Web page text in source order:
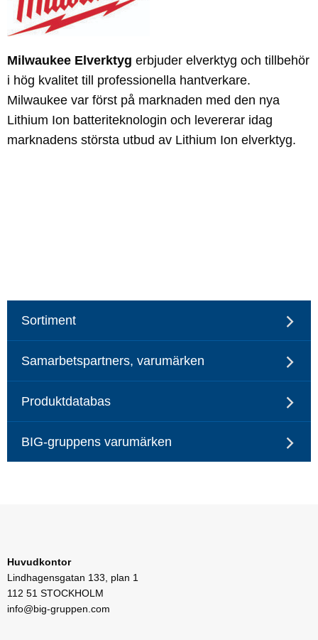
Milwaukee Elverktyg erbjuder elverktyg och tillbehör
i hög kvalitet till professionella hantverkare.
Milwaukee var först på marknaden med den nya
Lithium Ion batteriteknologin och levererar idag
marknadens största utbud av Lithium Ion elverktyg.
Sortiment
Samarbetspartners, varumärken
Produktdatabas
BIG-gruppens varumärken
Huvudkontor
Lindhagensgatan 133, plan 1
112 51 STOCKHOLM
info@big-gruppen.com